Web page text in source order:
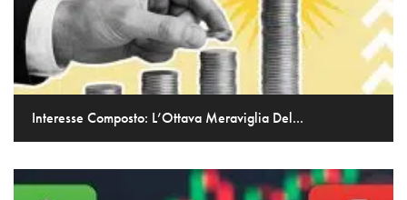
Interesse Composto: L’Ottava Meraviglia Del...